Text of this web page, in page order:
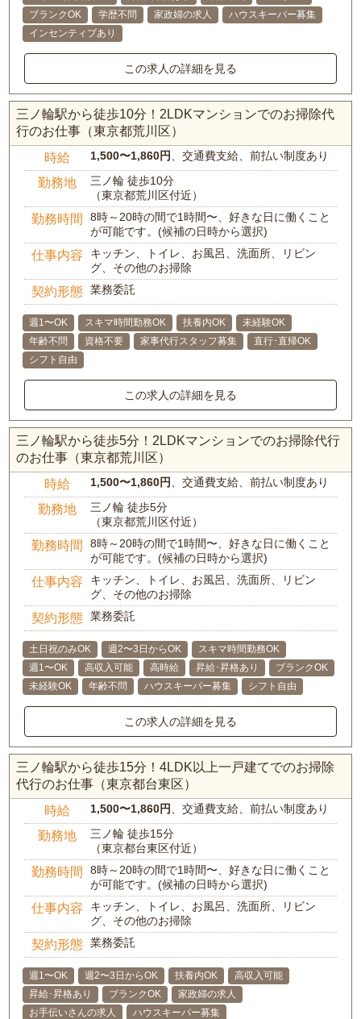
ブランクOK
学歴不問 家政婦の求人
ハウスキーパー募集
インセンティブあり
この求人の詳細を見る
三ノ輪駅から徒歩10分！2LDKマンションでのお掃除代
行のお仕事（東京都荒川区）
時給 1,500〜1,860円 、交通費支給、前払い制度あり
勤務地
三ノ輪 徒歩10分
（東京都荒川区付近）
勤務時間
8時～20時の間で1時間〜、好きな日に働くこと
が可能です。(候補の日時から選択)
仕事内容
キッチン、トイレ、お風呂、洗面所、リビン
グ、その他のお掃除
契約形態 業務委託
週1〜OK スキマ時間勤務OK 扶養内OK
未経験OK
年齢不問
資格不要 家事代行スタッフ募集
直行･直帰OK
シフト自由
この求人の詳細を見る
三ノ輪駅から徒歩5分！2LDKマンションでのお掃除代行
のお仕事（東京都荒川区）
時給 1,500〜1,860円 、交通費支給、前払い制度あり
勤務地
三ノ輪 徒歩5分
（東京都荒川区付近）
勤務時間
8時～20時の間で1時間〜、好きな日に働くこと
が可能です。(候補の日時から選択)
仕事内容
キッチン、トイレ、お風呂、洗面所、リビン
グ、その他のお掃除
契約形態 業務委託
土日祝のみOK 週2〜3日からOK
スキマ時間勤務OK
週1〜OK
高収入可能 高時給 昇給･昇格あり
ブランクOK
未経験OK
年齢不問 ハウスキーパー募集 シフト自由
この求人の詳細を見る
三ノ輪駅から徒歩15分！4LDK以上一戸建てでのお掃除
代行のお仕事（東京都台東区）
時給 1,500〜1,860円 、交通費支給、前払い制度あり
勤務地
三ノ輪 徒歩15分
（東京都台東区付近）
勤務時間
8時～20時の間で1時間〜、好きな日に働くこと
が可能です。(候補の日時から選択)
仕事内容
キッチン、トイレ、お風呂、洗面所、リビン
グ、その他のお掃除
契約形態 業務委託
週1〜OK 週2〜3日からOK 扶養内OK
高収入可能
昇給･昇格あり
ブランクOK
家政婦の求人
お手伝いさんの求人
ハウスキーパー募集